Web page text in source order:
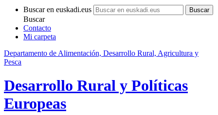
Buscar en euskadi.eus
Buscar
Contacto
Mi carpeta
Departamento de Alimentación, Desarrollo Rural, Agricultura y
Pesca
Desarrollo Rural y Políticas
Europeas